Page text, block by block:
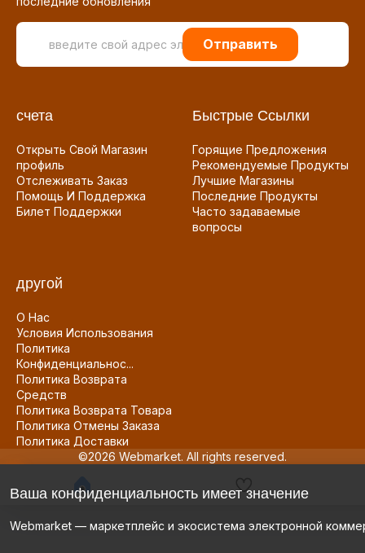
Отправить
счета
Открыть Свой Магазин
профиль
Отслеживать Заказ
Помощь И Поддержка
Билет Поддержки
Быстрые Ссылки
Горящие Предложения
Рекомендуемые Продукты
Лучшие Магазины
Последние Продукты
Часто задаваемые
вопросы
другой
О Нас
Условия Использования
Политика
Конфиденциальнос...
Политика Возврата
Средств
Политика Возврата Товара
Политика Отмены Заказа
Политика Доставки
©2026 Webmarket. All rights reserved.
Ваша конфиденциальность имеет значение
Webmarket — маркетплейс и экосистема электронной